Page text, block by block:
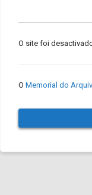
O site foi
O Memorial do